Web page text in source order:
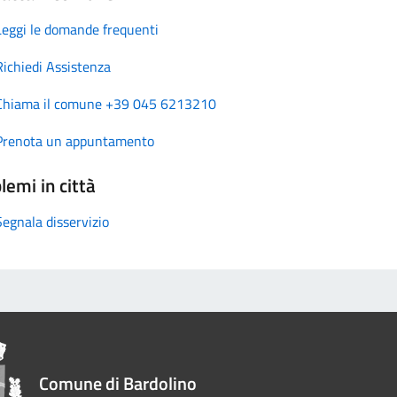
le domande frequenti
Assistenza
il comune +39 045 6213210
un appuntamento
in città
disservizio
Comune di Bardolino